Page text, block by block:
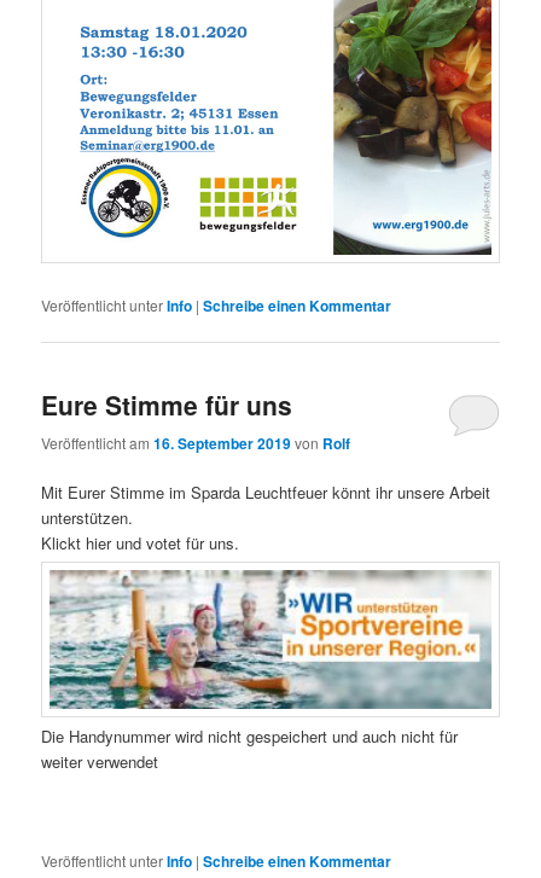
Veröffentlicht unterInfo |Schreibe einen Kommentar
Eure Stimme für uns
Veröffentlicht am16. September 2019von Rolf
Mit Eurer Stimme im Sparda Leuchtfeuer könnt ihr unsere Arbeit
unterstützen.
Klickt hier und votet für uns.
Die Handynummer wird nicht gespeichert und auch nicht für
weiter verwendet
Veröffentlicht unterInfo |Schreibe einen Kommentar